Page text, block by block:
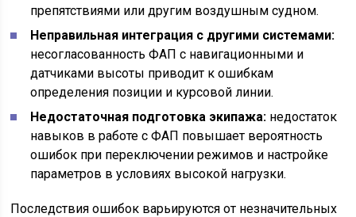
препятствиями или другим воздушным судном.
Неправильная интеграция с другими системами:
несогласованность ФАП с навигационными и
датчиками высоты приводит к ошибкам
определения позиции и курсовой линии.
Недостаточная подготовка экипажа: недостаток
навыков в работе с ФАП повышает вероятность
ошибок при переключении режимов и настройке
параметров в условиях высокой нагрузки.
Последствия ошибок варьируются от незначительных